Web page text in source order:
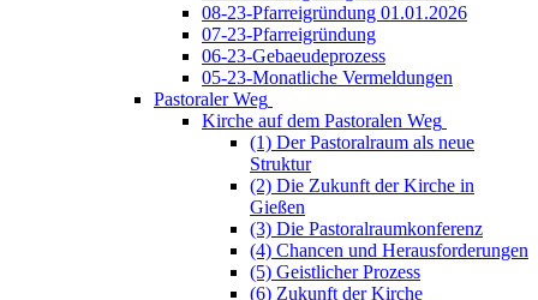
08-23-Pfarreigründung 01.01.2026
07-23-Pfarreigründung
06-23-Gebaeudeprozess
05-23-Monatliche Vermeldungen
Pastoraler Weg
Kirche auf dem Pastoralen Weg
(1) Der Pastoralraum als neue
Struktur
(2) Die Zukunft der Kirche in
Gießen
(3) Die Pastoralraumkonferenz
(4) Chancen und Herausforderungen
(5) Geistlicher Prozess
(6) Zukunft der Kirche